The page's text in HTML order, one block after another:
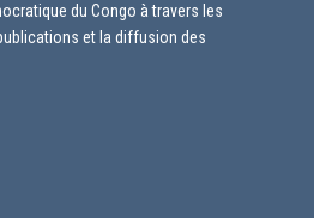
du Congo à travers les
et la diffusion des